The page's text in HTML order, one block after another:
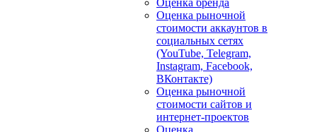
Оценка бренда
Оценка рыночной
стоимости аккаунтов в
социальных сетях
(YouTube, Telegram,
Instagram, Facebook,
ВКонтакте)
Оценка рыночной
стоимости сайтов и
интернет-проектов
Оценка